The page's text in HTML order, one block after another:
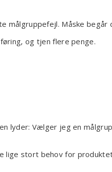
målgruppefejl. Måske begår
og tjen flere penge.
lyder: Vælger jeg en
stort behov for